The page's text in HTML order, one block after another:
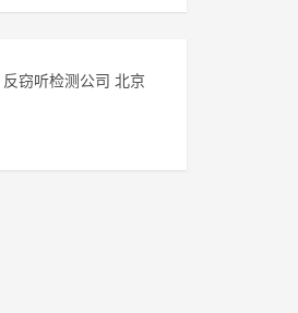
反窃听检测公司 北京